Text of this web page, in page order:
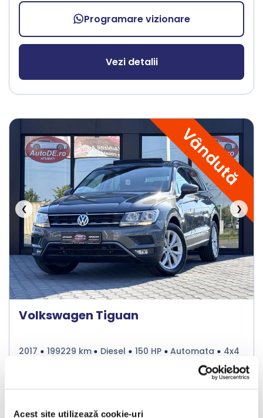
Acest site utilizează cookie-uri
Programare vizionare
Vezi detalii
Vândută
❮ ❯
Volkswagen Tiguan
2017 199229 km Diesel 150 HP Automata 4x4